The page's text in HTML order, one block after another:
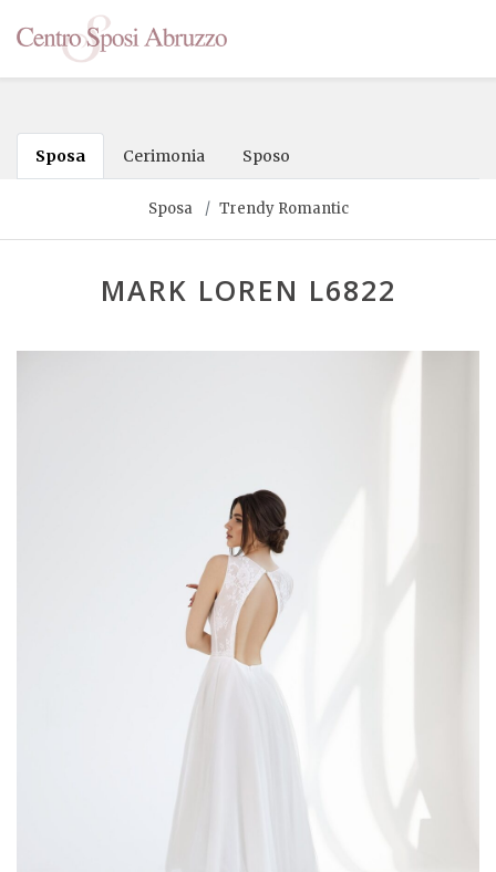
Sposa Cerimonia Sposo
Sposa Trendy Romantic
MARK LOREN L6822